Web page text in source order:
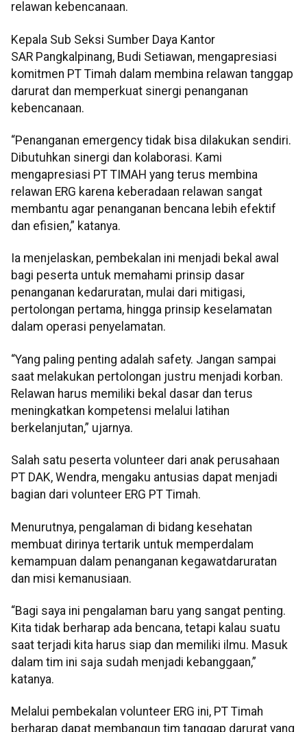
relawan kebencanaan.
Kepala Sub Seksi Sumber Daya Kantor
SAR Pangkalpinang, Budi Setiawan, mengapresiasi
komitmen PT Timah dalam membina relawan tanggap
darurat dan memperkuat sinergi penanganan
kebencanaan.
“Penanganan emergency tidak bisa dilakukan sendiri.
Dibutuhkan sinergi dan kolaborasi. Kami
mengapresiasi PT TIMAH yang terus membina
relawan ERG karena keberadaan relawan sangat
membantu agar penanganan bencana lebih efektif
dan efisien,” katanya.
Ia menjelaskan, pembekalan ini menjadi bekal awal
bagi peserta untuk memahami prinsip dasar
penanganan kedaruratan, mulai dari mitigasi,
pertolongan pertama, hingga prinsip keselamatan
dalam operasi penyelamatan.
“Yang paling penting adalah safety. Jangan sampai
saat melakukan pertolongan justru menjadi korban.
Relawan harus memiliki bekal dasar dan terus
meningkatkan kompetensi melalui latihan
berkelanjutan,” ujarnya.
Salah satu peserta volunteer dari anak perusahaan
PT DAK, Wendra, mengaku antusias dapat menjadi
bagian dari volunteer ERG PT Timah.
Menurutnya, pengalaman di bidang kesehatan
membuat dirinya tertarik untuk memperdalam
kemampuan dalam penanganan kegawatdaruratan
dan misi kemanusiaan.
“Bagi saya ini pengalaman baru yang sangat penting.
Kita tidak berharap ada bencana, tetapi kalau suatu
saat terjadi kita harus siap dan memiliki ilmu. Masuk
dalam tim ini saja sudah menjadi kebanggaan,”
katanya.
Melalui pembekalan volunteer ERG ini, PT Timah
berharap dapat membangun tim tanggap darurat yang